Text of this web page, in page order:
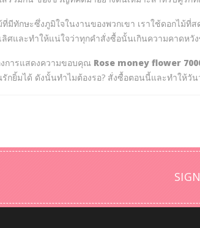
มีทักษะซึ่งภูมิใจในงานของพวกเขา เราใช้ดอกไม้
ศและทำให้แน่ใจว่าทุกคำสั่งซื้อนั้นเกินความคาดหวั
การแสดงความขอบคุณ Rose money flower
มได้ ดังนั้นทำไมต้องรอ? สั่งซื้อตอนนี้และทำให้วัน